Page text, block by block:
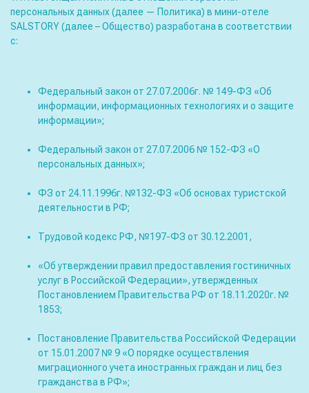
персональных данных (далее — Политика) в мини-отеле
SALSTORY (далее – Общество) разработана в соответствии
с:
Федеральный закон от 27.07.2006г. № 149-ФЗ «Об
информации, информационных технологиях и о защите
информации»;
Федеральный закон от 27.07.2006 № 152-ФЗ «О
персональных данных»;
ФЗ от 24.11.1996г. №132-ФЗ «Об основах туристской
деятельности в РФ;
Трудовой кодекс РФ, №197-ФЗ от 30.12.2001,
«Об утверждении правил предоставления гостиничных
услуг в Российской Федерации», утвержденных
Постановлением Правительства РФ от 18.11.2020г. №
1853;
Постановление Правительства Российской Федерации
от 15.01.2007 № 9 «О порядке осуществления
миграционного учета иностранных граждан и лиц без
гражданства в РФ»;